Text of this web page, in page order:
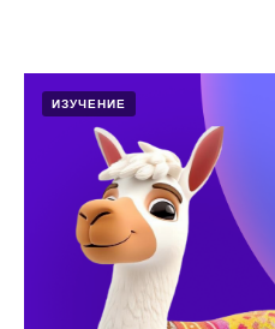
ИЗУЧЕНИЕ